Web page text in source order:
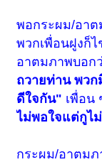
พอกระผม/อา
พวกเพื่อนฝูงก็
อาตมภาพบอก
ถวายท่าน พวก
ดีใจกัน" เพื่อน
ไม่พอใจแต่กูไ
กระผม/อาตมภ